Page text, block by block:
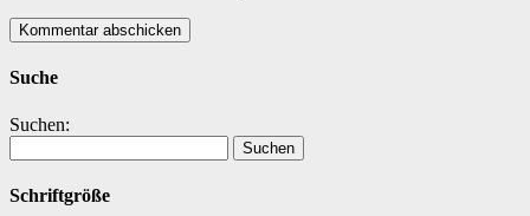
Suche
Suchen:
Schriftgröße